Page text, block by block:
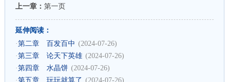
上一章： 第一页
延伸阅读：
·第二章 百发百中 (2024-07-26)
·第三章 论天下英雄 (2024-07-26)
·第四章 水晶饼 (2024-07-26)
·第五章 玩玩就算了 (2024-07-26)